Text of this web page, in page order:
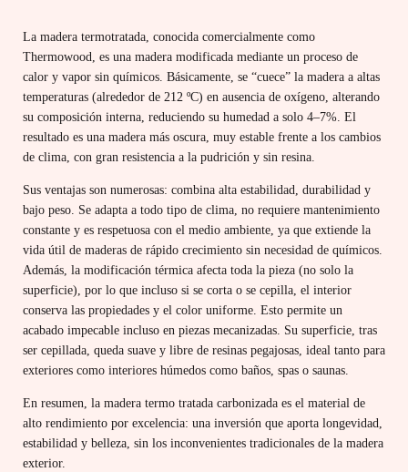
La madera termotratada, conocida comercialmente como
Thermowood, es una madera modificada mediante un proceso de
calor y vapor sin químicos. Básicamente, se “cuece” la madera a altas
temperaturas (alrededor de 212 ºC) en ausencia de oxígeno, alterando
su composición interna, reduciendo su humedad a solo 4–7%. El
resultado es una madera más oscura, muy estable frente a los cambios
de clima, con gran resistencia a la pudrición y sin resina.
Sus ventajas son numerosas: combina alta estabilidad, durabilidad y
bajo peso. Se adapta a todo tipo de clima, no requiere mantenimiento
constante y es respetuosa con el medio ambiente, ya que extiende la
vida útil de maderas de rápido crecimiento sin necesidad de químicos.
Además, la modificación térmica afecta toda la pieza (no solo la
superficie), por lo que incluso si se corta o se cepilla, el interior
conserva las propiedades y el color uniforme. Esto permite un
acabado impecable incluso en piezas mecanizadas. Su superficie, tras
ser cepillada, queda suave y libre de resinas pegajosas, ideal tanto para
exteriores como interiores húmedos como baños, spas o saunas.
En resumen, la madera termo tratada carbonizada es el material de
alto rendimiento por excelencia: una inversión que aporta longevidad,
estabilidad y belleza, sin los inconvenientes tradicionales de la madera
exterior.